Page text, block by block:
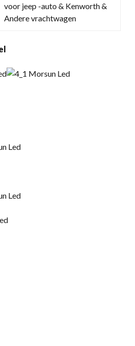
voor jeep -auto & Kenworth &
Andere vrachtwagen